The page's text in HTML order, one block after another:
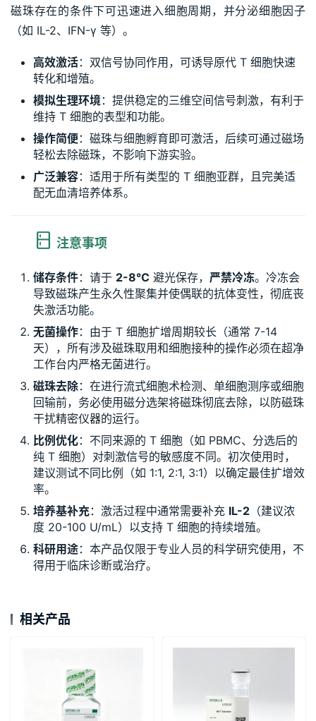
磁珠存在的条件下可迅速进入细胞周期，并分泌细胞因子
（如 IL-2、IFN-γ 等）。
高效激活：双信号协同作用，可诱导原代 T 细胞快速
转化和增殖。
模拟生理环境：提供稳定的三维空间信号刺激，有利于
维持 T 细胞的表型和功能。
操作简便：磁珠与细胞孵育即可激活，后续可通过磁场
轻松去除磁珠，不影响下游实验。
广泛兼容：适用于所有类型的 T 细胞亚群，且完美适
配无血清培养体系。
注意事项
储存条件：请于 2-8°C 避光保存， 严禁冷冻。冷冻会
导致磁珠产生永久性聚集并使偶联的抗体变性，彻底丧
失激活功能。
无菌操作：由于 T 细胞扩增周期较长（通常 7-14
天），所有涉及磁珠取用和细胞接种的操作必须在超净
工作台内严格无菌进行。
磁珠去除：在进行流式细胞术检测、单细胞测序或细胞
回输前，务必使用磁分选架将磁珠彻底去除，以防磁珠
干扰精密仪器的运行。
比例优化：不同来源的 T 细胞（如 PBMC、分选后的
纯 T 细胞）对刺激信号的敏感度不同。初次使用时，
建议测试不同比例（如 1:1, 2:1, 3:1）以确定最佳扩增效
率。
培养基补充：激活过程中通常需要补充 IL-2 （建议浓
度 20-100 U/mL）以支持 T 细胞的持续增殖。
科研用途：本产品仅限于专业人员的科学研究使用，不
得用于临床诊断或治疗。
相关产品